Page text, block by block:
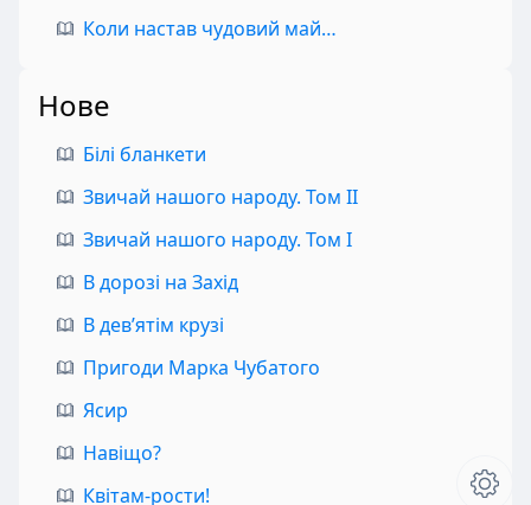
Коли настав чудовий май…
Нове
Білі бланкети
Звичай нашого народу. Том II
Звичай нашого народу. Том I
В дорозі на Захід
В дев’ятім крузі
Пригоди Марка Чубатого
Ясир
Навіщо?
Квітам-рости!